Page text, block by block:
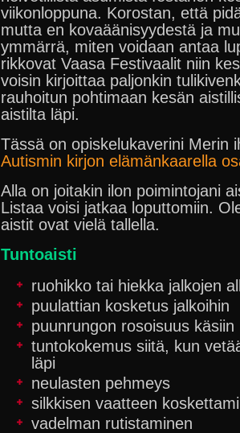
viikonloppuna. Korostan, että
mutta en kovaäänisyydestä ja
ymmärrä, miten voidaan antaa
rikkovat Vaasa Festivaalit niin
voisin kirjoittaa paljonkin
rauhoitun pohtimaan kesän
aistilta läpi.
Tässä on opiskelukaverini Merin
Autismin kirjon elämänkaarella
Alla on joitakin ilon poimintojani
Listaa voisi jatkaa loputtomiin.
aistit ovat vielä tallella.
Tuntoaisti
ruohikko tai hiekka jalkojen
puulattian kosketus jalkoihin
puunrungon rosoisuus käsiin
tuntokokemus siitä, kun
läpi
neulasten pehmeys
silkkisen vaatteen
vadelman rutistaminen